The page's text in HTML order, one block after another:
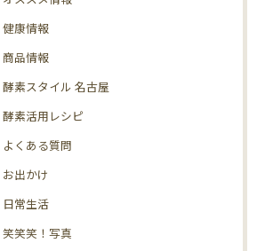
健康情報
商品情報
酵素スタイル 名古屋
酵素活用レシピ
よくある質問
お出かけ
日常生活
笑笑笑！写真